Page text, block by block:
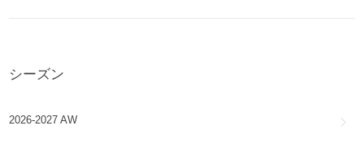
EMORY
RENFREW
シーズン
2026-2027 AW